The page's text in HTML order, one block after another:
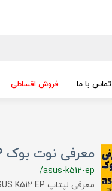
تماس با ما فروش اقساطی
معرفی نوت بوک ASUS K512 EP
/asus-k512-ep
معرفی لپتاپ ASUS K512 EP امکان خرید اقساطی تا سقف 24 ماه بدون چک و ضامن